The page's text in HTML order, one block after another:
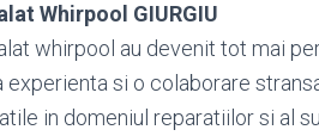
Whirpool GIURGIU
whirpool au devenit tot mai
si o colaborare
in domeniul reparatiilor si al